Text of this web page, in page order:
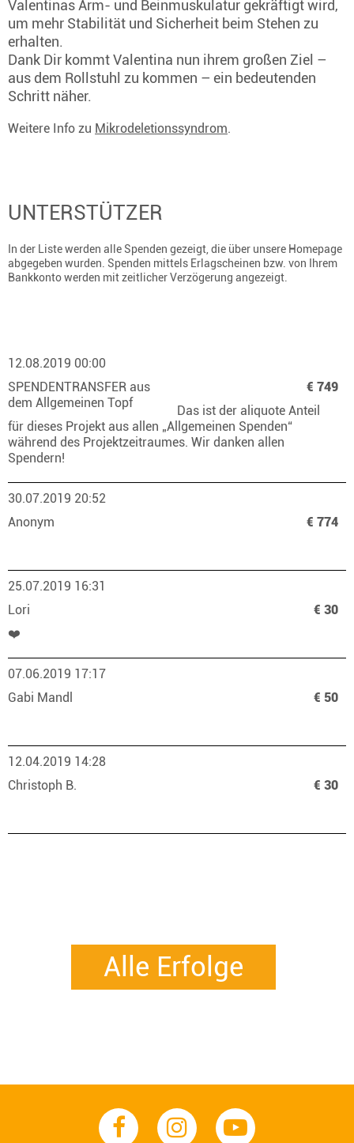
Valentinas Arm- und Beinmuskulatur gekräftigt wird,
um mehr Stabilität und Sicherheit beim Stehen zu
erhalten.
Dank Dir kommt Valentina nun ihrem großen Ziel –
aus dem Rollstuhl zu kommen – ein bedeutenden
Schritt näher.
Weitere Info zu Mikrodeletionssyndrom.
UNTERSTÜTZER
In der Liste werden alle Spenden gezeigt, die über unsere Homepage
abgegeben wurden. Spenden mittels Erlagscheinen bzw. von Ihrem
Bankkonto werden mit zeitlicher Verzögerung angezeigt.
12.08.2019 00:00
SPENDENTRANSFER aus
dem Allgemeinen Topf
€ 749
Das ist der aliquote Anteil
für dieses Projekt aus allen „Allgemeinen Spenden“
während des Projektzeitraumes. Wir danken allen
Spendern!
30.07.2019 20:52
Anonym
€ 774
25.07.2019 16:31
Lori
€ 30
❤️
07.06.2019 17:17
Gabi Mandl
€ 50
12.04.2019 14:28
Christoph B.
€ 30
Alle Erfolge